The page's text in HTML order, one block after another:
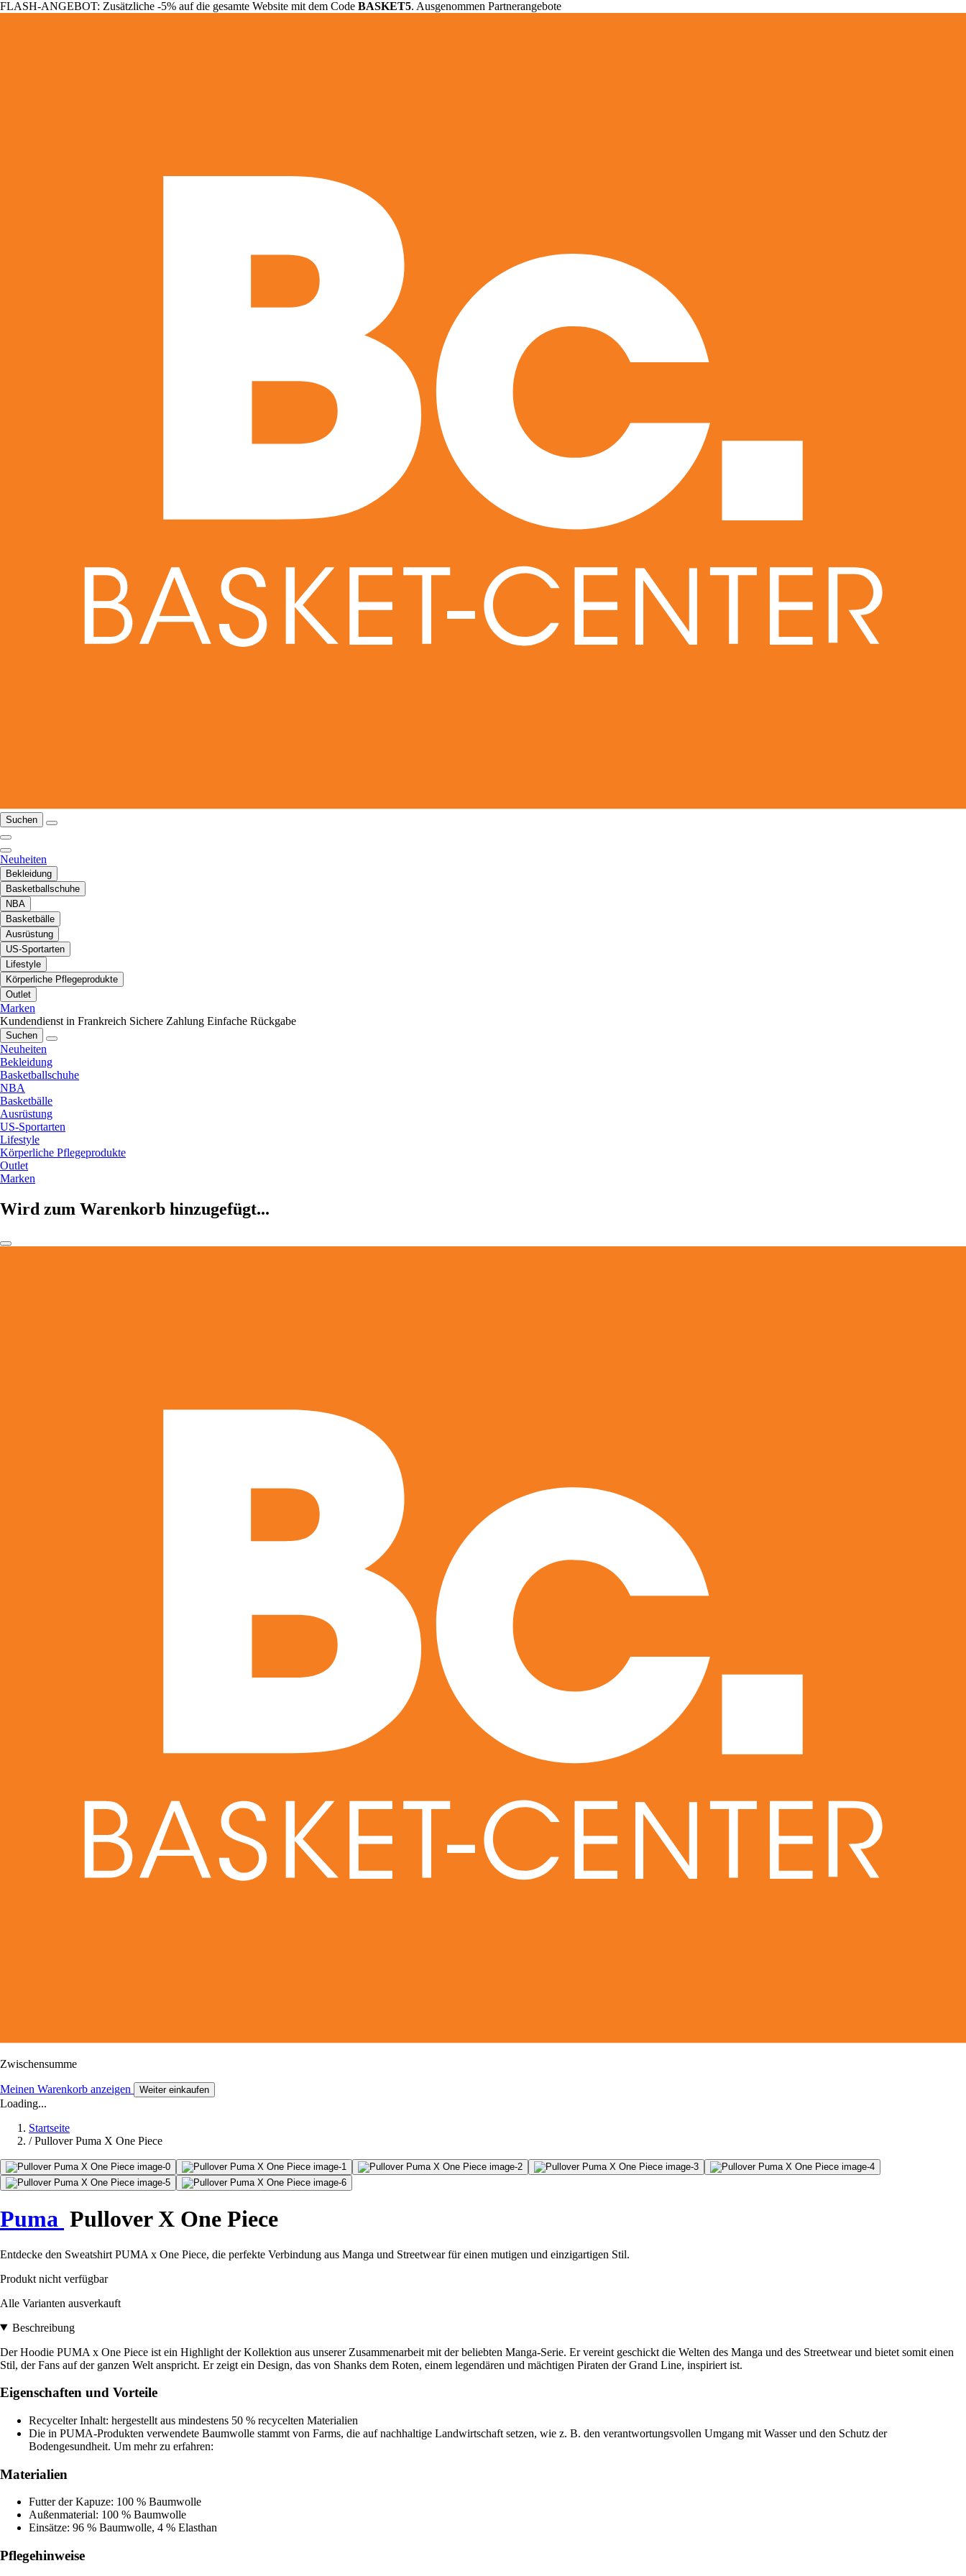
FLASH-ANGEBOT: Zusätzliche -5% auf die gesamte Website mit dem Code BASKET5. Ausgenommen Partnerangebote
Suchen
Neuheiten
Bekleidung
Basketballschuhe
NBA
Basketbälle
Ausrüstung
US-Sportarten
Lifestyle
Körperliche Pflegeprodukte
Outlet
Marken
Kundendienst in Frankreich Sichere Zahlung Einfache Rückgabe
Suchen
Neuheiten
Bekleidung
Basketballschuhe
NBA
Basketbälle
Ausrüstung
US-Sportarten
Lifestyle
Körperliche Pflegeprodukte
Outlet
Marken
Wird zum Warenkorb hinzugefügt...
Zwischensumme
Meinen Warenkorb anzeigen Weiter einkaufen
Loading...
Startseite
/ Pullover Puma X One Piece
Puma Pullover X One Piece
Entdecke den Sweatshirt PUMA x One Piece, die perfekte Verbindung aus Manga und Streetwear für einen mutigen und einzigartigen Stil.
Produkt nicht verfügbar
Alle Varianten ausverkauft
Beschreibung
Der Hoodie PUMA x One Piece ist ein Highlight der Kollektion aus unserer Zusammenarbeit mit der beliebten Manga-Serie. Er vereint geschickt die Welten des Manga und des Streetwear und bietet somit einen
Stil, der Fans auf der ganzen Welt anspricht. Er zeigt ein Design, das von Shanks dem Roten, einem legendären und mächtigen Piraten der Grand Line, inspiriert ist.
Eigenschaften und Vorteile
Recycelter Inhalt: hergestellt aus mindestens 50 % recycelten Materialien
Die in PUMA-Produkten verwendete Baumwolle stammt von Farms, die auf nachhaltige Landwirtschaft setzen, wie z. B. den verantwortungsvollen Umgang mit Wasser und den Schutz der
Bodengesundheit. Um mehr zu erfahren:
Materialien
Futter der Kapuze: 100 % Baumwolle
Außenmaterial: 100 % Baumwolle
Einsätze: 96 % Baumwolle, 4 % Elasthan
Pflegehinweise